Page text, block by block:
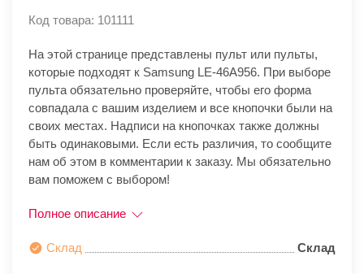
Код товара: 101111
На этой странице представлены пульт или пульты,
которые подходят к Samsung LE-46A956. При выборе
пульта обязательно проверяйте, чтобы его форма
совпадала с вашим изделием и все кнопочки были на
своих местах. Надписи на кнопочках также должны
быть одинаковыми. Если есть различия, то сообщите
нам об этом в комментарии к заказу. Мы обязательно
вам поможем с выбором!
Полное описание
Склад Склад